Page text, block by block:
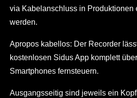
via Kabelanschluss in Produktionen
werden.
Apropos kabellos: Der Recorder
kostenlosen Sidus App komplett
Smartphones fernsteuern.
Ausgangsseitig sind jeweils ein